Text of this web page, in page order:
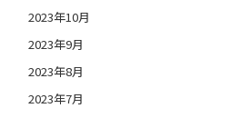
2023年10月
2023年9月
2023年8月
2023年7月